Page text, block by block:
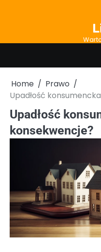
Home
Prawo
Upadłość
Upadłość
konsekwencje?